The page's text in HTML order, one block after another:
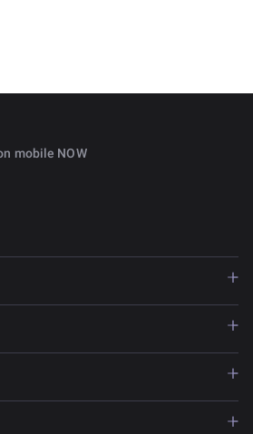
mobile NOW